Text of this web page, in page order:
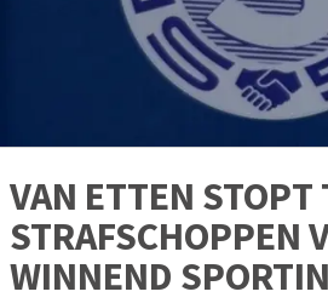
VAN ETTEN STOPT
STRAFSCHOPPEN
WINNEND